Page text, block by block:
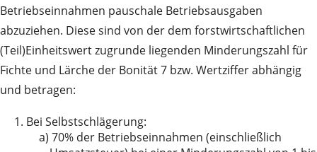
Betriebseinnahmen pauschale Betriebsausgaben
abzuziehen. Diese sind von der dem forstwirtschaftlichen
(Teil)Einheitswert zugrunde liegenden Minderungszahl für
Fichte und Lärche der Bonität 7 bzw. Wertziffer abhängig
und betragen:
1. Bei Selbstschlägerung:
a) 70% der Betriebseinnahmen (einschließlich